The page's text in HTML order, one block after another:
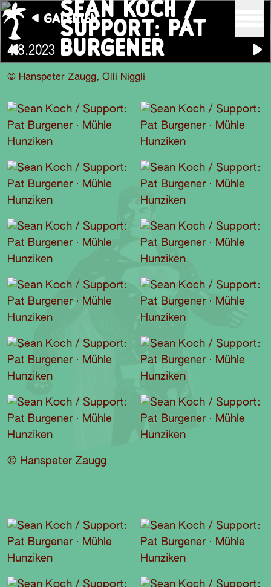
GALERIEN
4.8.2023
SEAN KOCH /
SUPPORT: PAT
BURGENER
© Hanspeter Zaugg, Olli Niggli
© Hanspeter Zaugg